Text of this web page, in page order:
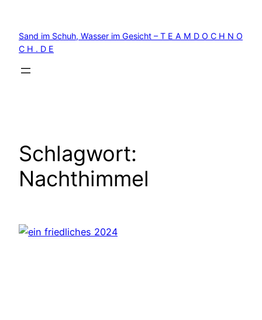
springen
Sand im Schuh, Wasser im Gesicht – T E A M D O C H N O
C H . D E
Schlagwort:
Nachthimmel